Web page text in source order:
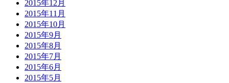
2015年12月
2015年11月
2015年10月
2015年9月
2015年8月
2015年7月
2015年6月
2015年5月